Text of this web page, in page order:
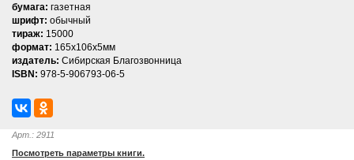
бумага: газетная
шрифт: обычный
тираж: 15000
формат: 165x106x5мм
издатель: Сибирская Благозвонница
ISBN: 978-5-906793-06-5
Арт.: 2911
Посмотреть параметры книги.